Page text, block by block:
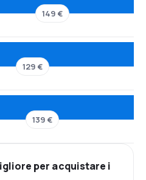
149 €
129 €
139 €
per acquistare i